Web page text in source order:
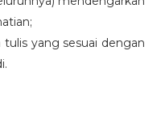
yang sesuai dengan